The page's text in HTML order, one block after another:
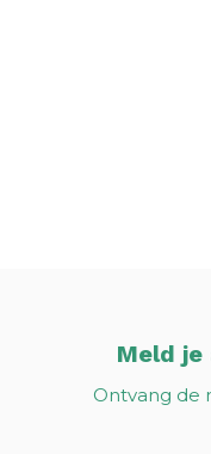
Meld je
Ontvang de